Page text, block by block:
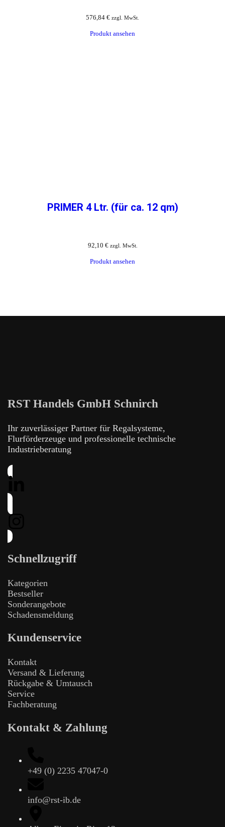
576,84 € zzgl. MwSt.
Produkt ansehen
PRIMER 4 Ltr. (für ca. 12 qm)
92,10 € zzgl. MwSt.
Produkt ansehen
RST Handels GmbH Schnirch
Ihr zuverlässiger Partner für Regalsysteme,
Flurförderzeuge und professionelle technische
Industrieberatung
Schnellzugriff
Kategorien
Bestseller
Sonderangebote
Schadensmeldung
Kundenservice
Kontakt
Versand & Lieferung
Rückgabe & Umtausch
Service
Fachberatung
Kontakt & Zahlung
+49 (0) 2235 47047-0
info@rst-ib.de